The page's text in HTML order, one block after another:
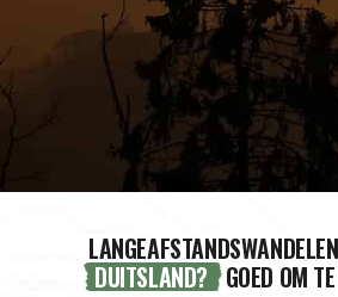
DUITSLAND? GOED OM